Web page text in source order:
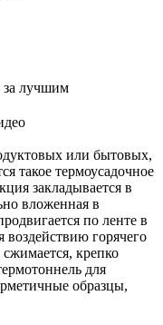
лучшим
или бытовых,
такое термоусадочное
закладывается в
вложенная в
по ленте в
воздействию горячего
крепко
для
образцы,